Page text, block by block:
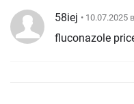
58iej • 10.07.2025
fluconazole